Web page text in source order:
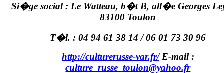
Si�ge social : Le Watteau, b�t B, all�e Georges
83100 Toulon
T�l. : 04 94 61 38 14 / 06 01 73 30 96
http://culturerusse-var.fr/E-mail :
culture_russe_toulon@yahoo.fr